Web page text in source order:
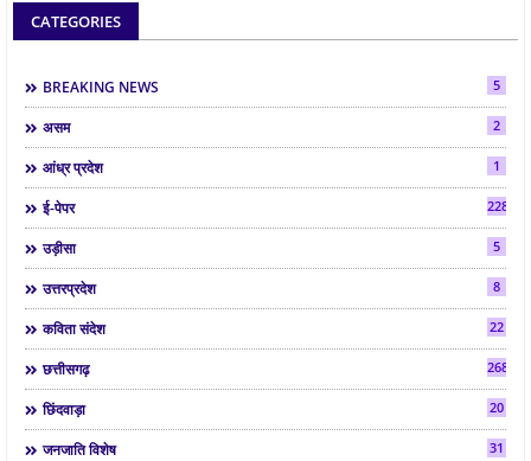
CATEGORIES
BREAKING NEWS 5
असम 2
आंध्र प्रदेश 1
ई-पेपर 2286
उड़ीसा 5
उत्तरप्रदेश 8
कविता संदेश 22
छत्तीसगढ़ 268
छिंदवाड़ा 20
जनजाति विशेष 31